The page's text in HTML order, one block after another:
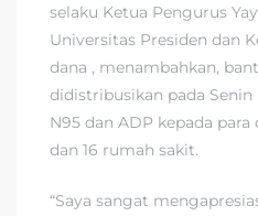
selaku Ketua Pengurus
Universitas Presiden dan
dana , menambahkan,
didistribusikan pada Senin
N95 dan ADP kepada
dan 16 rumah sakit.
“Saya sangat